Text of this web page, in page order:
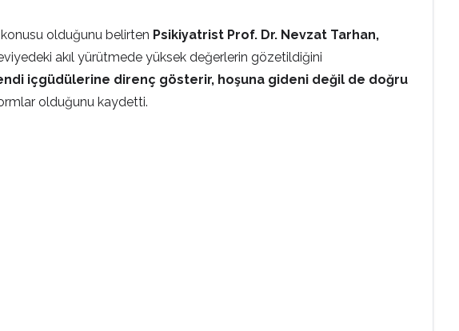
olduğunu belirten Psikiyatrist Prof. Dr. Nevzat Tarhan,
akıl yürütmede yüksek değerlerin gözetildiğini
içgüdülerine direnç gösterir, hoşuna gideni değil de doğru
olduğunu kaydetti.